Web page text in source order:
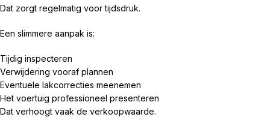
Dat zorgt regelmatig voor tijdsdruk.
Een slimmere aanpak is:
Tijdig inspecteren
Verwijdering vooraf plannen
Eventuele lakcorrecties meenemen
Het voertuig professioneel presenteren
Dat verhoogt vaak de verkoopwaarde.